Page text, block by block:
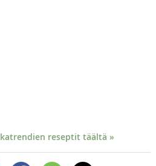
reseptit täältä »